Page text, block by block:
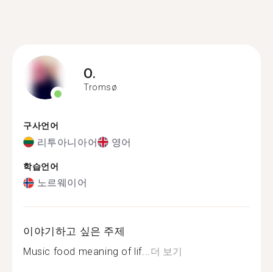
O.
Tromsø
구사언어
리투아니아어 영어
학습언어
노르웨이어
이야기하고 싶은 주제
Music food meaning of lif...더 보기